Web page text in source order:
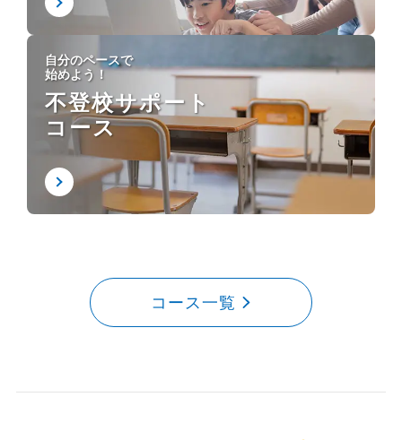
自分のペースで
始めよう！
不登校サポート
コース
コース一覧